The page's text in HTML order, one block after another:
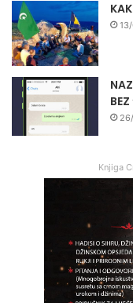
Knjiga